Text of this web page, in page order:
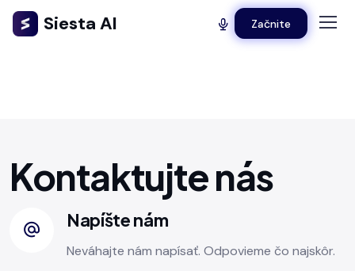
Siesta AI Začnite
Kontaktujte nás
Napíšte nám
Neváhajte nám napísať. Odpovieme čo najskôr.